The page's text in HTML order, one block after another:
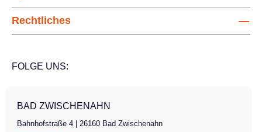
Rechtliches
FOLGE UNS:
BAD ZWISCHENAHN
Bahnhofstraße 4 | 26160 Bad Zwischenahn